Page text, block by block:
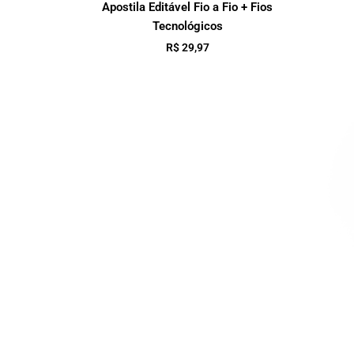
Apostila Editável Fio a Fio + Fios
Tecnológicos
R$29,97